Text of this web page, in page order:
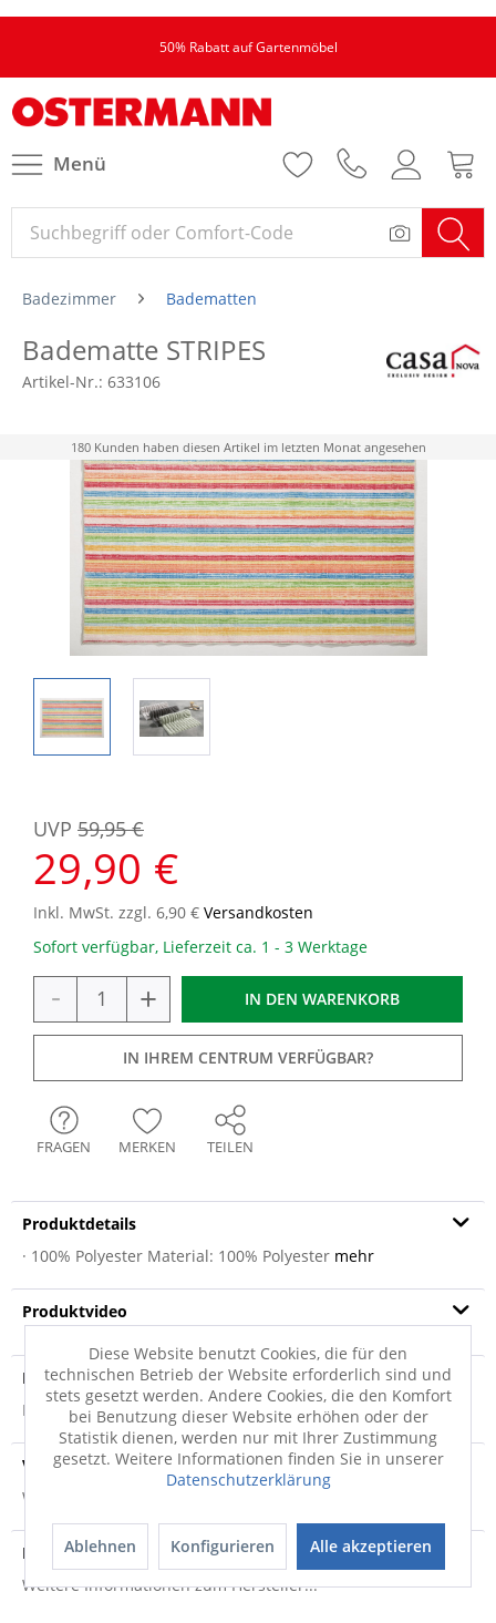
50% Rabatt auf Gartenmöbel
Menü
Badezimmer Badematten
Badematte STRIPES
Artikel-Nr.: 633106
180 Kunden haben diesen Artikel im letzten Monat angesehen
29,90 €
UVP 59,95 €
Inkl. MwSt. zzgl. 6,90 € Versandkosten
Sofort verfügbar, Lieferzeit ca. 1 - 3 Werktage
- + IN DEN WARENKORB
IN IHREM CENTRUM VERFÜGBAR?
FRAGEN MERKEN TEILEN
Produktdetails
· 100% Polyester Material: 100% Polyester mehr
Produktvideo
Produktsicherheit
Produktsicherheit
Versandinfo
Weitere Informationen zum Versand...
Hersteller
Weitere Informationen zum Hersteller...
Diese Website benutzt Cookies, die für den
technischen Betrieb der Website erforderlich sind und
stets gesetzt werden. Andere Cookies, die den Komfort
bei Benutzung dieser Website erhöhen oder der
Statistik dienen, werden nur mit Ihrer Zustimmung
gesetzt. Weitere Informationen finden Sie in unserer
Datenschutzerklärung
Ablehnen Konfigurieren Alle akzeptieren